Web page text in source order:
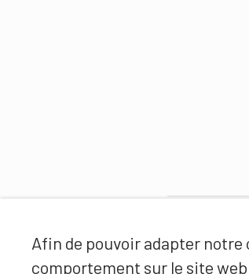
Afin de pouvoir adapter notre
comportement sur le site